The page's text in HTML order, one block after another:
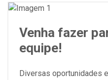
Venha fazer
equipe!
Diversas oportunidades